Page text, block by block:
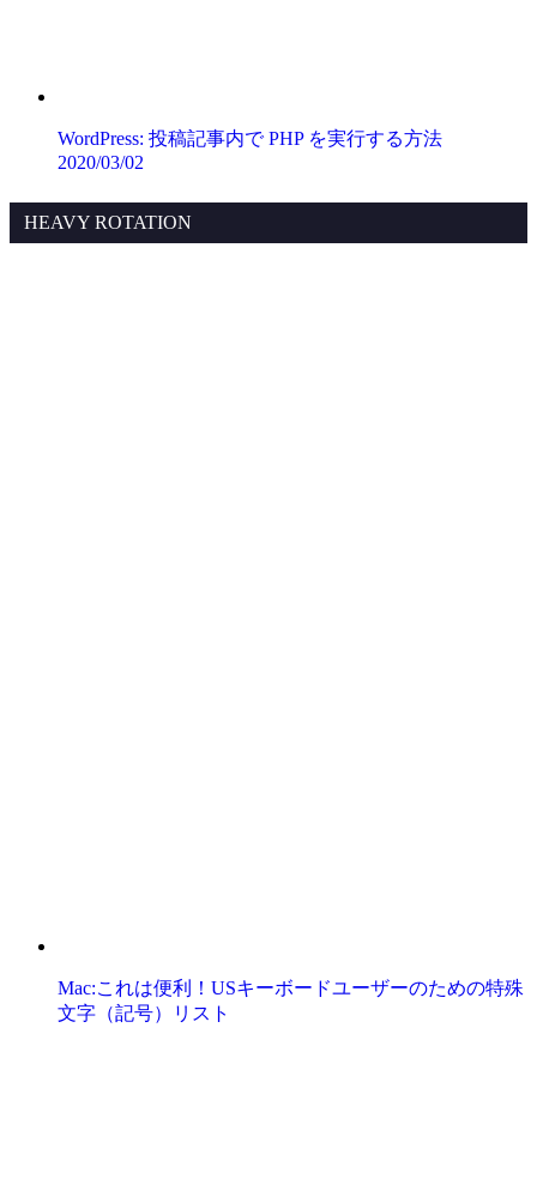
WordPress: 投稿記事内で PHP を実行する方法
2020/03/02
HEAVY ROTATION
Mac:これは便利！USキーボードユーザーのための特殊
文字（記号）リスト